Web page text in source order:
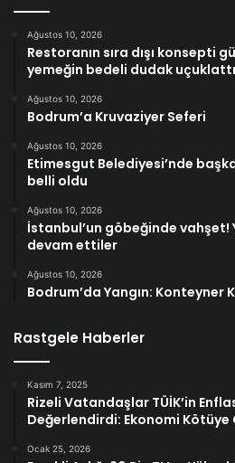
Ağustos 10, 2026
Restoranın sıra dışı konsepti
yemeğin bedeli dudak uçuklattı
Ağustos 10, 2026
Bodrum’a Kruvaziyer Seferi
Ağustos 10, 2026
Etimesgut Belediyesi’nde
belli oldu
Ağustos 10, 2026
İstanbul’un göbeğinde vahşet!
devam ettiler
Ağustos 10, 2026
Bodrum’da Yangın: Konteyner
Rastgele Haberler
Kasım 7, 2025
Rizeli Vatandaşlar TÜİK’in
Değerlendirdi: Ekonomi Kötüye
Ocak 25, 2026